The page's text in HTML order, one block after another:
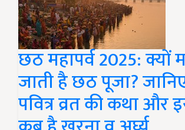
छठ महापर्व 2025: क्यों
जाती है छठ पूजा?
पवित्र व्रत की कथा और